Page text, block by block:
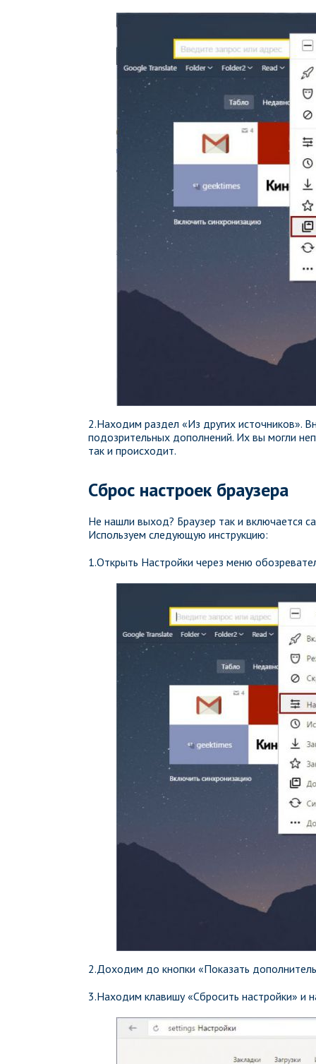
2.Находим раздел «Из других источников».
подозрительных дополнений. Их вы могли
так и происходит.
Сброс настроек браузера
Не нашли выход? Браузер так и включается
Используем следующую инструкцию:
1.Открыть Настройки через меню
2.Доходим до кнопки «Показать
3.Находим клавишу «Сбросить настройки» и